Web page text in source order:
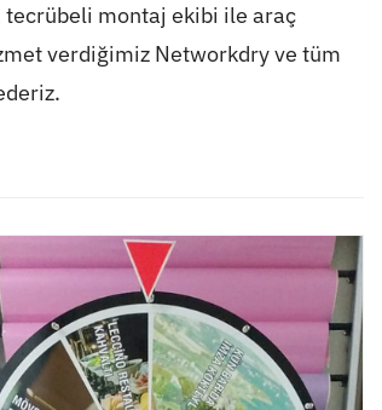
tecrübeli montaj ekibi ile araç
verdiğimiz Networkdry ve tüm